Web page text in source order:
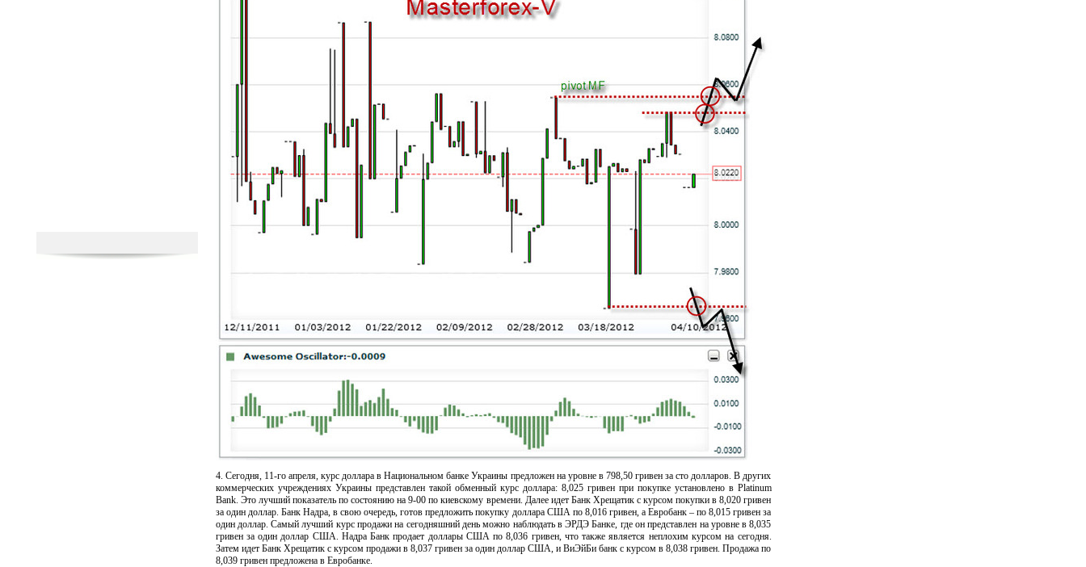
4. Сегодня, 11-го апреля, курс доллара в Национальном банке Украины предложен на уровне в 798,50 гривен за сто долларов. В других
коммерческих учреждениях Украины представлен такой обменный курс доллара: 8,025 гривен при покупке установлено в Platinum
Bank. Это лучший показатель по состоянию на 9-00 по киевскому времени. Далее идет Банк Хрещатик с курсом покупки в 8,020 гривен
за один доллар. Банк Надра, в свою очередь, готов предложить покупку доллара США по 8,016 гривен, а Евробанк – по 8,015 гривен за
один доллар. Самый лучший курс продажи на сегодняшний день можно наблюдать в ЭРДЭ Банке, где он представлен на уровне в 8,035
гривен за один доллар США. Надра Банк продает доллары США по 8,036 гривен, что также является неплохим курсом на сегодня.
Затем идет Банк Хрещатик с курсом продажи в 8,037 гривен за один доллар США, и ВиЭйБи банк с курсом в 8,038 гривен. Продажа по
8,039 гривен предложена в Евробанке.